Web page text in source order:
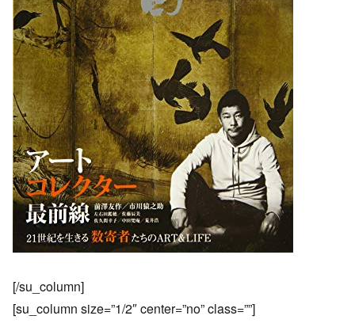
[/su_column]
[su_column size=”1/2″ center=”no” class=””]